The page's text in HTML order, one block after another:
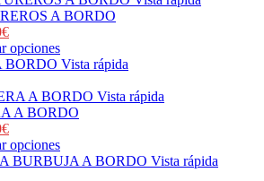
A BORDO
€
opciones
Vista rápida
Vista rápida
A BORDO
€
opciones
Vista rápida